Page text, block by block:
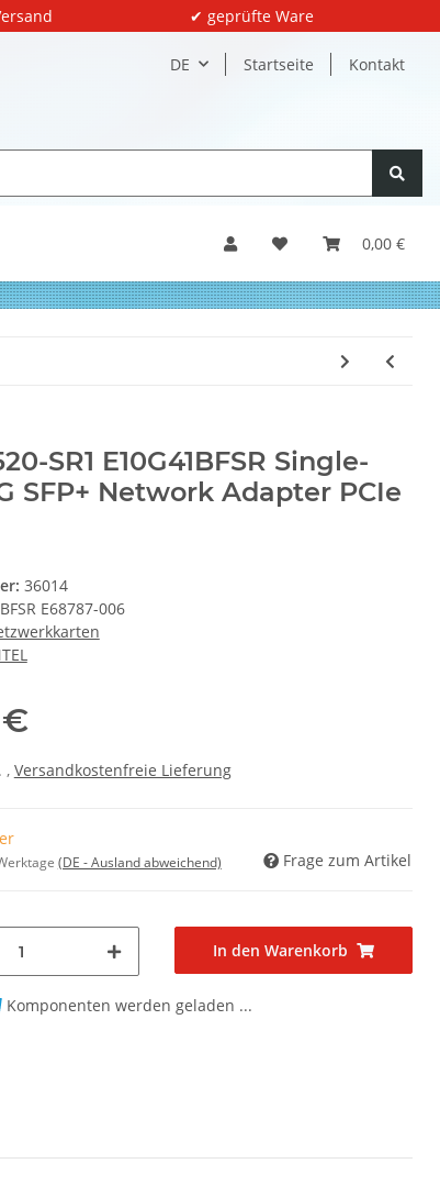
✔ geprüfte Ware
DE Startseite Kontakt
0,00 €
SR1 E10G41BFSR Single-
SFP+ Network Adapter PCIe
36014
E68787-006
, Versandkostenfreie Lieferung
(DE - Ausland abweichend) Frage zum Artikel
In den Warenkorb
Komponenten werden geladen ...